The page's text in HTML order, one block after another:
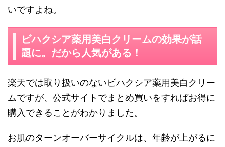
いですよね。
ビハクシア薬用美白クリームの効果が話
題に。だから人気がある！
楽天では取り扱いのないビハクシア薬用美白クリー
ムですが、公式サイトでまとめ買いをすればお得に
購入できることがわかりました。
お肌のターンオーバーサイクルは、年齢が上がるに